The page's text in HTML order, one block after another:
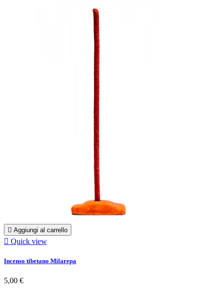
 Aggiungi al carrello
 Quick view
Incenso tibetano Milarepa
5,00 €